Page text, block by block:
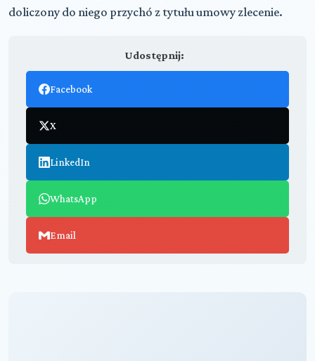
doliczony do niego przychó z tytułu umowy zlecenie.
Udostępnij:
Facebook
X
LinkedIn
WhatsApp
Email